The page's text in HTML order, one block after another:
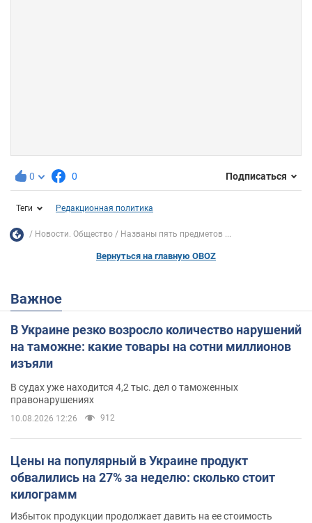
0 0 Подписаться
Теги Редакционная политика
Новости. Общество Названы пять предметов ...
Вернуться на главную OBOZ
Важное
В Украине резко возросло количество нарушений
на таможне: какие товары на сотни миллионов
изъяли
В судах уже находится 4,2 тыс. дел о таможенных
правонарушениях
10.08.2026 12:26 912
Цены на популярный в Украине продукт
обвалились на 27% за неделю: сколько стоит
килограмм
Избыток продукции продолжает давить на ее стоимость